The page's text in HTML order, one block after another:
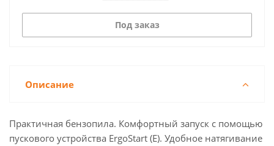
Под заказ
Описание
Практичная бензопила. Комфортный запуск с помощью
пускового устройства ErgoStart (E). Удобное натягивание